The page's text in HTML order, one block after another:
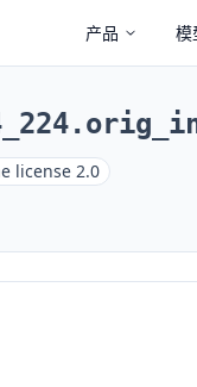
产品 模
license 2.0